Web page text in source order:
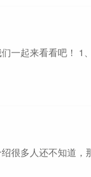
一起来看看吧！ 1
很多人还不知道，